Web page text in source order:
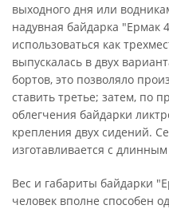
выходного дня или
надувная байдарка "Ермак
использоваться как
выпускалась в двух
бортов, это позволяло
ставить третье; затем, по
облегчения байдарки
крепления двух сидений.
изготавливается с
Вес и габариты байдарки
человек вполне способен